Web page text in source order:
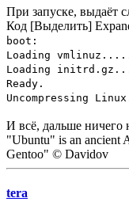
При запуске, выдаёт
Код [Выделить]
boot:
Loading
Loading
Ready.
Uncompressing
И всё, дальше ничего
"Ubuntu" is an ancient
Gentoo" ©
tera